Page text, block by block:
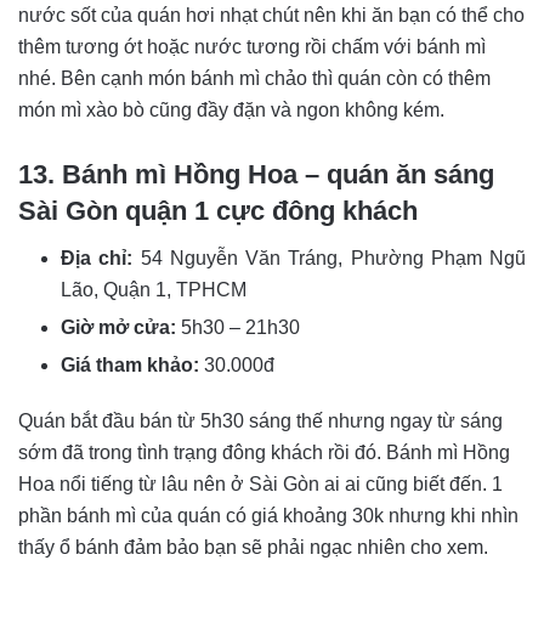
nước sốt của quán hơi nhạt chút nên khi ăn bạn có thể cho
thêm tương ớt hoặc nước tương rồi chấm với bánh mì
nhé. Bên cạnh món bánh mì chảo thì quán còn có thêm
món mì xào bò cũng đầy đặn và ngon không kém.
13. Bánh mì Hồng Hoa – quán ăn sáng
Sài Gòn quận 1 cực đông khách
Địa chỉ: 54 Nguyễn Văn Tráng, Phường Phạm Ngũ
Lão, Quận 1, TPHCM
Giờ mở cửa: 5h30 – 21h30
Giá tham khảo: 30.000đ
Quán bắt đầu bán từ 5h30 sáng thế nhưng ngay từ sáng
sớm đã trong tình trạng đông khách rồi đó. Bánh mì Hồng
Hoa nổi tiếng từ lâu nên ở Sài Gòn ai ai cũng biết đến. 1
phần bánh mì của quán có giá khoảng 30k nhưng khi nhìn
thấy ổ bánh đảm bảo bạn sẽ phải ngạc nhiên cho xem.